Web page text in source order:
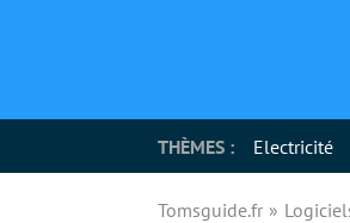
THÈMES : Electricité
Tomsguide.fr